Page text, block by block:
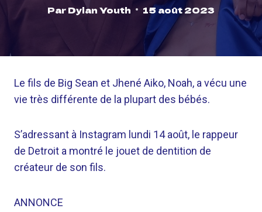
ParDylan Youth 15 août 2023
Le fils de Big Sean et Jhené Aiko, Noah, a vécu une
vie très différente de la plupart des bébés.
S’adressant à Instagram lundi 14 août, le rappeur
de Detroit a montré le jouet de dentition de
créateur de son fils.
ANNONCE